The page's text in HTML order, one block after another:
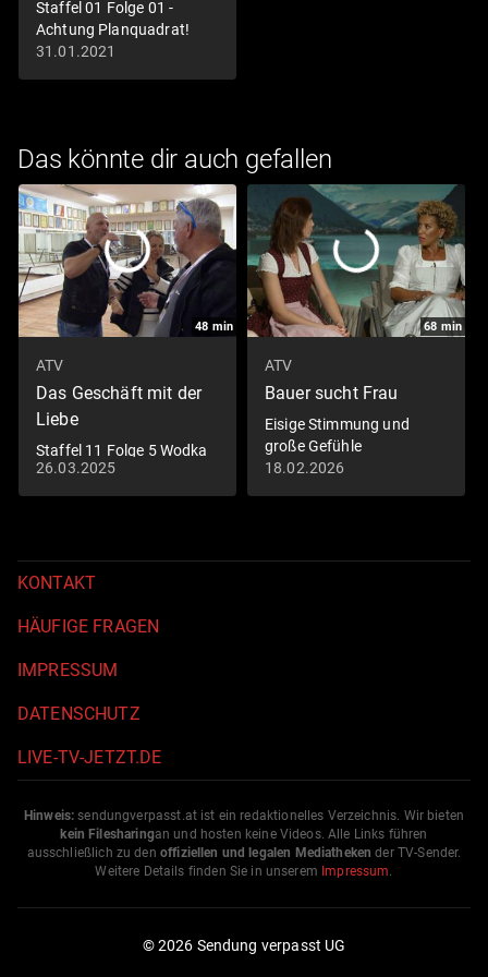
Staffel 01 Folge 01 -
Achtung Planquadrat!
31.01.2021
Das könnte dir auch gefallen
48 min
ATV
Das Geschäft mit der
Liebe
Staffel 11 Folge 5 Wodka
Exzesse
26.03.2025
68 min
ATV
Bauer sucht Frau
Eisige Stimmung und
große Gefühle
18.02.2026
KONTAKT
HÄUFIGE FRAGEN
IMPRESSUM
DATENSCHUTZ
LIVE-TV-JETZT.DE
Hinweis: sendungverpasst.at ist ein redaktionelles Verzeichnis. Wir bieten
kein Filesharingan und hosten keine Videos. Alle Links führen
ausschließlich zu den offiziellen und legalen Mediatheken der TV-Sender.
Weitere Details finden Sie in unserem Impressum.
© 2026 Sendung verpasst UG